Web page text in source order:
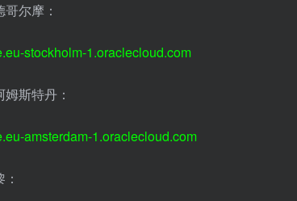
尔摩：
stockholm-1.oraclecloud.com
斯特丹：
amsterdam-1.oraclecloud.com